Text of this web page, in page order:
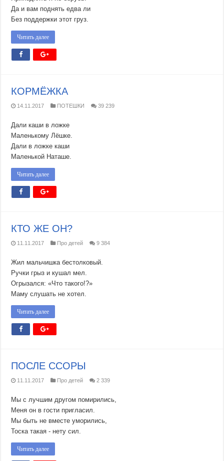
Да и вам поднять едва ли
Без поддержки этот груз.
Читать далее
КОРМЁЖКА
14.11.2017 ПОТЕШКИ 39 239
Дали каши в ложке
Маленькому Лёшке.
Дали в ложке каши
Маленькой Наташе.
Читать далее
КТО ЖЕ ОН?
11.11.2017 Про детей 9 384
Жил мальчишка бестолковый.
Ручки грыз и кушал мел.
Огрызался: «Что такого!?»
Маму слушать не хотел.
Читать далее
ПОСЛЕ ССОРЫ
11.11.2017 Про детей 2 339
Мы с лучшим другом помирились,
Меня он в гости пригласил.
Мы быть не вместе уморились,
Тоска такая - нету сил.
Читать далее